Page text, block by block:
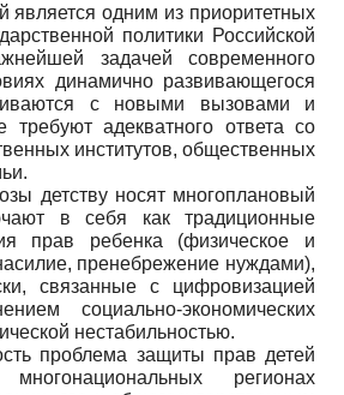
является одним из приоритетных
политики Российской
задачей современного
динамично развивающегося
с новыми вызовами и
требуют адекватного ответа со
институтов, общественных
детству носят многоплановый
в себя как традиционные
прав ребенка (физическое и
пренебрежение нуждами),
связанные с цифровизацией
социально-экономических
нестабильностью.
проблема защиты прав детей
регионах